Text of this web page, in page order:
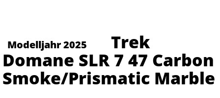
Modelljahr 2025
Trek
Domane SLR 7 47 Carbon
Smoke/Prismatic Marble